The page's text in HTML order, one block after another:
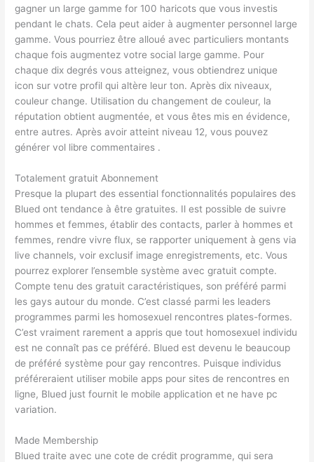
gagner un large gamme for 100 haricots que vous investis
pendant le chats. Cela peut aider à augmenter personnel large
gamme. Vous pourriez être alloué avec particuliers montants
chaque fois augmentez votre social large gamme. Pour
chaque dix degrés vous atteignez, vous obtiendrez unique
icon sur votre profil qui altère leur ton. Après dix niveaux,
couleur change. Utilisation du changement de couleur, la
réputation obtient augmentée, et vous êtes mis en évidence,
entre autres. Après avoir atteint niveau 12, vous pouvez
générer vol libre commentaires .
Totalement gratuit Abonnement
Presque la plupart des essential fonctionnalités populaires des
Blued ont tendance à être gratuites. Il est possible de suivre
hommes et femmes, établir des contacts, parler à hommes et
femmes, rendre vivre flux, se rapporter uniquement à gens via
live channels, voir exclusif image enregistrements, etc. Vous
pourrez explorer l’ensemble système avec gratuit compte.
Compte tenu des gratuit caractéristiques, son préféré parmi
les gays autour du monde. C’est classé parmi les leaders
programmes parmi les homosexuel rencontres plates-formes.
C’est vraiment rarement a appris que tout homosexuel individu
est ne connaît pas ce préféré. Blued est devenu le beaucoup
de préféré système pour gay rencontres. Puisque individus
préféreraient utiliser mobile apps pour sites de rencontres en
ligne, Blued just fournit le mobile application et ne have pc
variation.
Made Membership
Blued traite avec une cote de crédit programme, qui sera